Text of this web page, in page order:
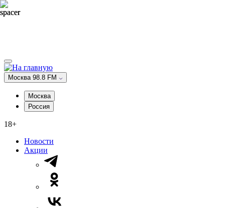
Москва 98.8 FM
Москва
Россия
18+
Новости
Акции